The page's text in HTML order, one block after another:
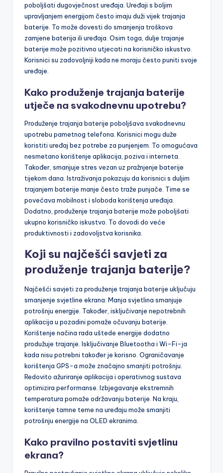
poboljšati dugovječnost uređaja. Uređaji s boljim
upravljanjem energijom često imaju duži vijek trajanja
baterije. To može dovesti do smanjenja troškova
zamjene baterija ili uređaja. Osim toga, dulje trajanje
baterije može pozitivno utjecati na korisničko iskustvo.
Korisnici su zadovoljniji kada ne moraju često puniti svoje
uređaje.
Kako produženje trajanja baterije
utječe na svakodnevnu upotrebu?
Produženje trajanja baterije poboljšava svakodnevnu
upotrebu pametnog telefona. Korisnici mogu duže
koristiti uređaj bez potrebe za punjenjem. To omogućava
nesmetano korištenje aplikacija, poziva i interneta.
Također, smanjuje stres vezan uz pražnjenje baterije
tijekom dana. Istraživanja pokazuju da korisnici s duljim
trajanjem baterije manje često traže punjače. Time se
povećava mobilnost i sloboda korištenja uređaja.
Dodatno, produženje trajanja baterije može poboljšati
ukupno korisničko iskustvo. To dovodi do veće
produktivnosti i zadovoljstva korisnika.
Koji su najčešći savjeti za
produženje trajanja baterije?
Najčešći savjeti za produženje trajanja baterije uključuju
smanjenje svjetline ekrana. Manja svjetlina smanjuje
potrošnju energije. Također, isključivanje nepotrebnih
aplikacija u pozadini pomaže očuvanju baterije.
Korištenje načina rada uštede energije dodatno
produžuje trajanje. Isključivanje Bluetootha i Wi-Fi-ja
kada nisu potrebni također je korisno. Ograničavanje
korištenja GPS-a može značajno smanjiti potrošnju.
Redovito ažuriranje aplikacija i operativnog sustava
optimizira performanse. Izbjegavanje ekstremnih
temperatura pomaže održavanju baterije. Na kraju,
korištenje tamne teme na uređaju može smanjiti
potrošnju energije na OLED ekranima.
Kako pravilno postaviti svjetlinu
ekrana?